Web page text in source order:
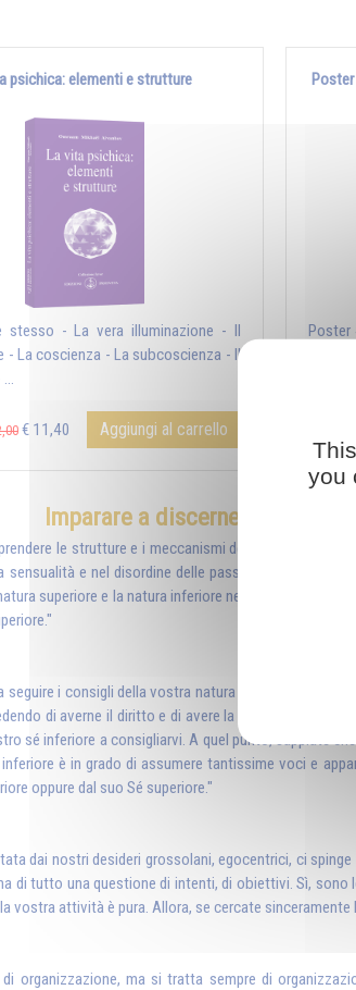
psichica: elementi e strutture
stesso - La vera illuminazione - Il
- La coscienza - La subcoscienza - Il
€ 11,40 Aggiungi al carrello
Poster
Imparare a discernere ciò che
le strutture e i meccanismi della psiche
sensualità e nel disordine delle passioni! Altre si
superiore e la natura inferiore nell’uomo non
i consigli della vostra natura inferiore! Non
di averne il diritto e di avere la giustizia dalla
sé inferiore a consigliarvi. A quel punto, sappiate
è in grado di assumere tantissime voci e
oppure dal suo Sé superiore."
dai nostri desideri grossolani, egocentrici, ci
di tutto una questione di intenti, di obiettivi. Sì,
vostra attività è pura. Allora, se cercate
organizzazione, ma si tratta sempre di
you